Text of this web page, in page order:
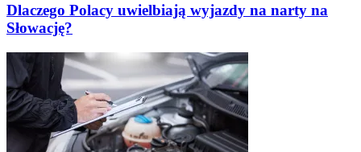
Dlaczego Polacy uwielbiają wyjazdy na narty na
Słowację?